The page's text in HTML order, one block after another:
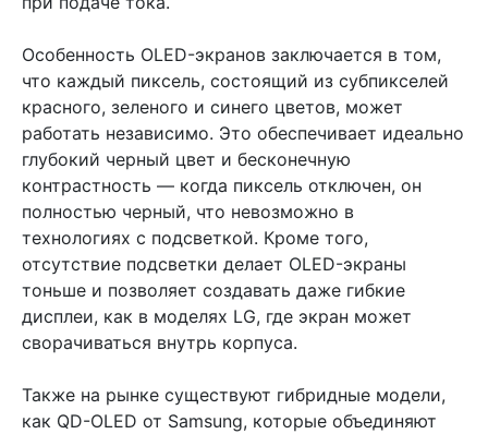
Особенность OLED-экранов заключается в том,
что каждый пиксель, состоящий из субпикселей
красного, зеленого и синего цветов, может
работать независимо. Это обеспечивает идеально
глубокий черный цвет и бесконечную
контрастность — когда пиксель отключен, он
полностью черный, что невозможно в
технологиях с подсветкой. Кроме того,
отсутствие подсветки делает OLED-экраны
тоньше и позволяет создавать даже гибкие
дисплеи, как в моделях LG, где экран может
сворачиваться внутрь корпуса.
Также на рынке существуют гибридные модели,
как QD-OLED от Samsung, которые объединяют